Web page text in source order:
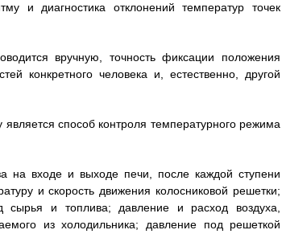
и диагностика отклонений температур точек
вручную, точность фиксации положения
конкретного человека и, естественно, другой
способ контроля температурного режима
на входе и выходе печи, после каждой ступени
и скорость движения колосниковой решетки;
сырья и топлива; давление и расход воздуха,
из холодильника; давление под решеткой